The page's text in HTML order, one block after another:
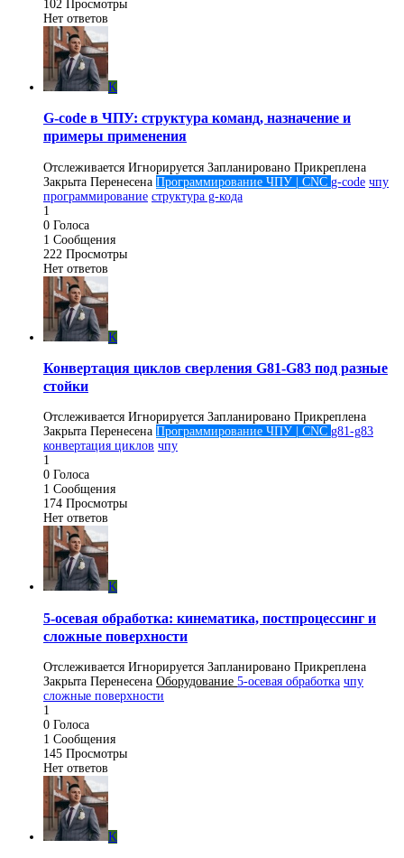
102
Просмотры
Нет ответов
K
G-code в ЧПУ: структура команд, назначение и
примеры применения
Отслеживается Игнорируется Запланировано Прикреплена
Закрыта Перенесена Программирование ЧПУ | CNC g-code чпу
программирование структура g-кода
1
0 Голоса
1 Сообщения
222 Просмотры
Нет ответов
K
Конвертация циклов сверления G81-G83 под разные
стойки
Отслеживается Игнорируется Запланировано Прикреплена
Закрыта Перенесена Программирование ЧПУ | CNC g81-g83
конвертация циклов чпу
1
0 Голоса
1 Сообщения
174 Просмотры
Нет ответов
K
5-осевая обработка: кинематика, постпроцессинг и
сложные поверхности
Отслеживается Игнорируется Запланировано Прикреплена
Закрыта Перенесена Оборудование 5-осевая обработка чпу
сложные поверхности
1
0 Голоса
1 Сообщения
145 Просмотры
Нет ответов
K